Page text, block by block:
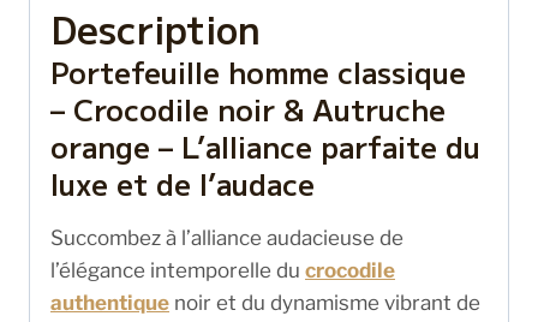
Description
Portefeuille homme classique
– Crocodile noir & Autruche
orange – L’alliance parfaite du
luxe et de l’audace
Succombez à l’alliance audacieuse de
l’élégance intemporelle du crocodile
authentique noir et du dynamisme vibrant de